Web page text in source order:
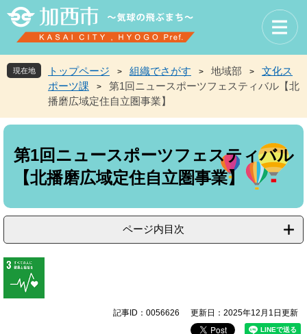
先
頭
を
飛
現在地 トップページ > 組織でさがす > 地域部 >
文化ス
ポーツ課
>
第1回ニュースポーツフェスティバル【北
播磨広域定住自立圏事業】
本
第1回ニュースポーツフェスティバル
【北播磨広域定住自立圏事業】
ページ内目次
記事ID：0056626 更新日：2025年12月1日更新